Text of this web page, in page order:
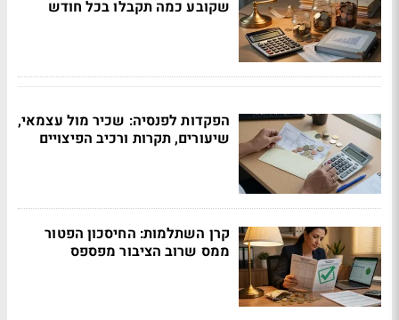
שקובע כמה תקבלו בכל חודש
הפקדות לפנסיה: שכיר מול עצמאי,
שיעורים, תקרות ורכיב הפיצויים
קרן השתלמות: החיסכון הפטור
ממס שרוב הציבור מפספס